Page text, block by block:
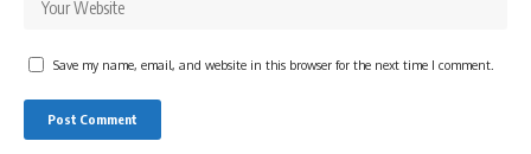
Save my name, email, and website in this browser for the next time I comment.